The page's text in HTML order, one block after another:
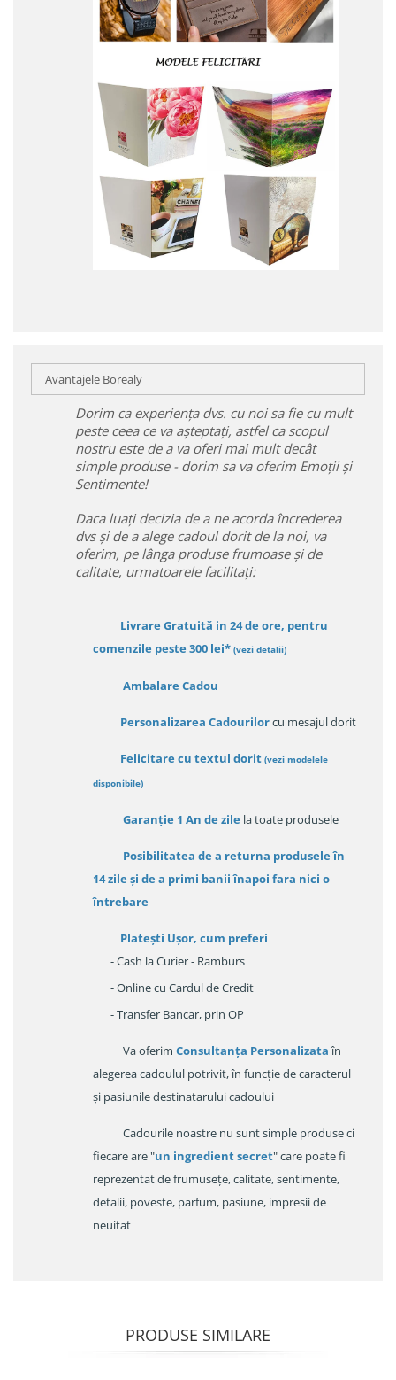
Avantajele Borealy
Dorim ca experiența dvs. cu noi sa fie cu mult
peste ceea ce va așteptați, astfel ca scopul
nostru este de a va oferi mai mult decât
simple produse - dorim sa va oferim Emoții și
Sentimente!
Daca luați decizia de a ne acorda încrederea
dvs și de a alege cadoul dorit de la noi, va
oferim, pe lânga produse frumoase și de
calitate, urmatoarele facilitați:
Livrare Gratuită in 24 de ore, pentru
comenzile peste 300 lei* (vezi detalii)
Ambalare Cadou
Personalizarea Cadourilorcu mesajul dorit
Felicitare cu textul dorit (vezi modelele
disponibile)
Garanție 1 An de zile la toate produsele
Posibilitatea de a returna produsele în
14 zileși de a primi banii înapoi fara nici o
întrebare
Platești Ușor, cum preferi
- Cash la Curier - Ramburs
- Online cu Cardul de Credit
- Transfer Bancar, prin OP
Va oferim Consultanța Personalizataîn
alegerea cadoulul potrivit, în funcție de caracterul
și pasiunile destinatarului cadoului
Cadourile noastre nu sunt simple produse ci
fiecare are "un ingredient secret" care poate fi
reprezentat de frumusețe, calitate, sentimente,
detalii, poveste, parfum, pasiune, impresii de
neuitat
PRODUSE SIMILARE